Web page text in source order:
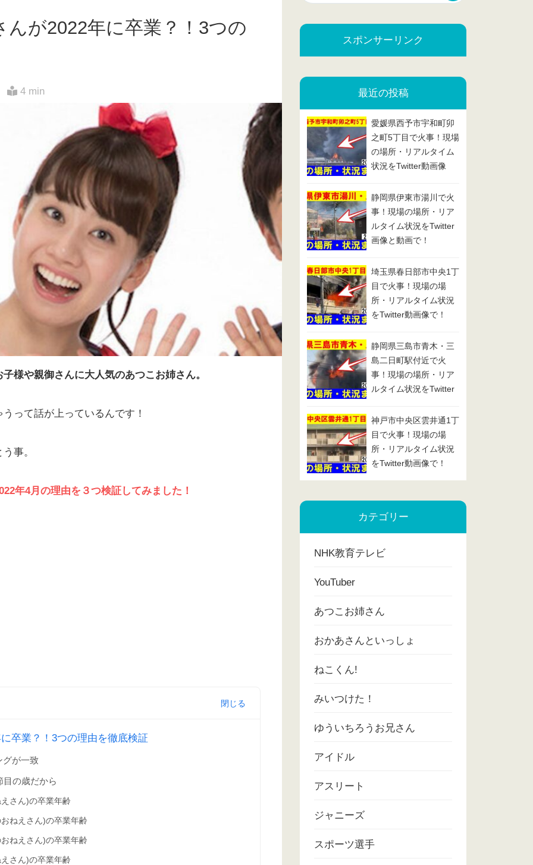
が2022年に卒業？！3つの
4 min
様や親御さんに大人気のあつこお姉さん。
うって話が上っているんです！
事。
年4月の理由を３つ検証してみました！
卒業？！3つの理由を徹底検証
が一致
の歳だから
さん)の卒業年齢
ねえさん)の卒業年齢
ねえさん)の卒業年齢
さん)の卒業年齢
スポンサーリンク
最近の投稿
愛媛県西予市宇和町卯
之町5丁目で火事！現場
の場所・リアルタイム
状況をTwitter動画像
静岡県伊東市湯川で火
事！現場の場所・リア
ルタイム状況をTwitter
画像と動画で！
埼玉県春日部市中央1丁
目で火事！現場の場
所・リアルタイム状況
をTwitter動画像で！
静岡県三島市青木・三
島二日町駅付近で火
事！現場の場所・リア
ルタイム状況をTwitter
神戸市中央区雲井通1丁
目で火事！現場の場
所・リアルタイム状況
をTwitter動画像で！
カテゴリー
NHK教育テレビ
YouTuber
あつこお姉さん
おかあさんといっしょ
ねこくん!
みいつけた！
ゆういちろうお兄さん
アイドル
アスリート
ジャニーズ
スポーツ選手